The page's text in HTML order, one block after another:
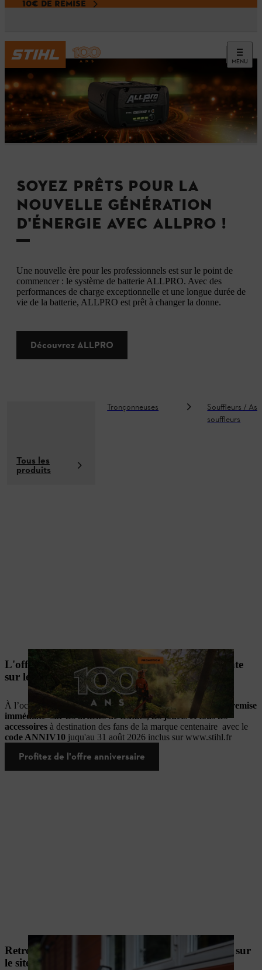
10€ DE REMISE
MENU
SOYEZ PRÊTS POUR LA
NOUVELLE GÉNÉRATION
D'ÉNERGIE AVEC ALLPRO !
Une nouvelle ère pour les professionnels est sur le point de
commencer : le système de batterie ALLPRO. Avec des
performances de charge exceptionnelle et une longue durée de
vie de la batterie, ALLPRO est prêt à changer la donne.
Découvrez ALLPRO
Tous les
produits
Tronçonneuses
Souffleurs /
souffleurs
L'offre 100 ans d'août : 10% de remise immédiate
sur les articles de la Collection Officielle STIHL
À l’occasion de l'anniversaire STIHL, bénéficiez de
10% de remise
immédiate sur les articles de textiles, les jouets et tous les
accessoires à destination des fans de la marque centenaire avec le
code ANNIV10 juqu'au 31 août 2026 inclus sur www.stihl.fr
Profitez de l'offre anniversaire
Retrouvez vos pièces détachées d'origine STIHL sur
le site